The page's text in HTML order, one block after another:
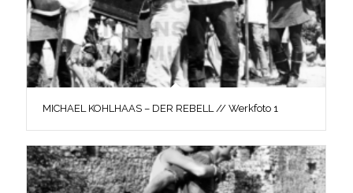
MICHAEL KOHLHAAS – DER REBELL // Werkfoto 1